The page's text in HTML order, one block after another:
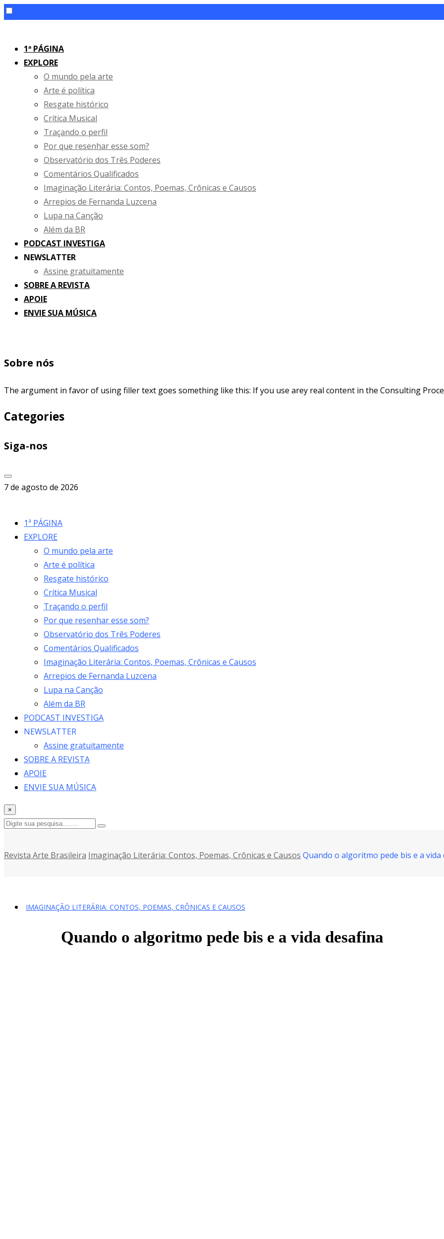
content1ª PÁGINA
EXPLORE
O mundo pela arte
Arte é política
Resgate histórico
Crítica Musical
Traçando o perfil
Por que resenhar esse som?
Observatório dos Três Poderes
Comentários Qualificados
Imaginação Literária: Contos, Poemas, Crônicas e Causos
Arrepios de Fernanda Luzcena
Lupa na Canção
Além da BR
PODCAST INVESTIGA
NEWSLATTER
Assine gratuitamente
SOBRE A REVISTA
APOIE
ENVIE SUA MÚSICA
Sobre nós
The argument in favor of using filler text goes something like this: If you use arey real content in the Consulting
Categories
Siga-nos
7 de agosto de 2026
1ª PÁGINA
EXPLORE
O mundo pela arte
Arte é política
Resgate histórico
Crítica Musical
Traçando o perfil
Por que resenhar esse som?
Observatório dos Três Poderes
Comentários Qualificados
Imaginação Literária: Contos, Poemas, Crônicas e Causos
Arrepios de Fernanda Luzcena
Lupa na Canção
Além da BR
PODCAST INVESTIGA
NEWSLATTER
Assine gratuitamente
SOBRE A REVISTA
APOIE
ENVIE SUA MÚSICA
×
Revista Arte Brasileira Imaginação Literária: Contos, Poemas, Crônicas e Causos Quando o algoritmo pede bis e a vida
IMAGINAÇÃO LITERÁRIA: CONTOS, POEMAS, CRÔNICAS E CAUSOS
Quando o algoritmo pede bis e a vida desafina